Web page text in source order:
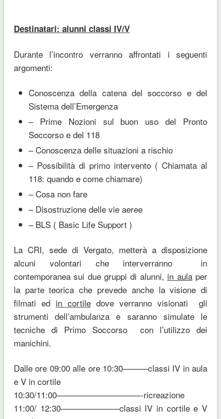
Destinatari: alunni classi IV/V
Durante l’incontro verranno affrontati i seguenti
argomenti:
Conoscenza della catena del soccorso e del
Sistema dell’Emergenza
– Prime Nozioni sul buon uso del Pronto
Soccorso e del 118
– Conoscenza delle situazioni a rischio
– Possibilità di primo intervento ( Chiamata al
118: quando e come chiamare)
– Cosa non fare
– Disostruzione delle vie aeree
– BLS ( Basic Life Support )
La CRI, sede di Vergato, metterà a disposizione
alcuni volontari che interverranno in
contemporanea sui due gruppi di alunni, in aulaper
la parte teorica che prevede anche la visione di
filmati ed in cortiledove verranno visionati gli
strumenti dell’ambulanza e saranno simulate le
tecniche di Primo Soccorso con l’utilizzo dei
manichini.
Dalle ore 09:00 alle ore 10:30———classi IV in aula
e V in cortile
10:30/11:00——————————-ricreazione
11:00/ 12:30———————classi IV in cortile e V